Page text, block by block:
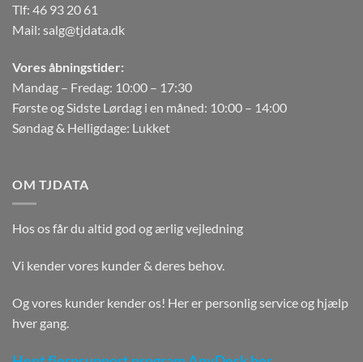
Tlf: 46 93 20 61
Mail: salg@tjdata.dk
Vores åbningstider:
Mandag – Fredag: 10:00 – 17:30
Første og Sidste Lørdag i en måned: 10:00 – 14:00
Søndag & Helligdage: Lukket
OM TJDATA
Hos os får du altid god og ærlig vejledning
Vi kender vores kunder & deres behov.
Og vores kunder kender os! Her er personlig service og hjælp
hver gang.